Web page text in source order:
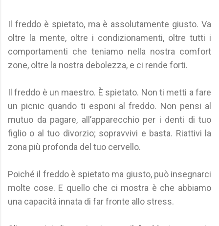
Il freddo è spietato, ma è assolutamente giusto. Va
oltre la mente, oltre i condizionamenti, oltre tutti i
comportamenti che teniamo nella nostra comfort
zone, oltre la nostra debolezza, e ci rende forti.
Il freddo è un maestro. È spietato. Non ti metti a fare
un picnic quando ti esponi al freddo. Non pensi al
mutuo da pagare, all’apparecchio per i denti di tuo
figlio o al tuo divorzio; sopravvivi e basta. Riattivi la
zona più profonda del tuo cervello.
Poiché il freddo è spietato ma giusto, può insegnarci
molte cose. E quello che ci mostra è che abbiamo
una capacità innata di far fronte allo stress.